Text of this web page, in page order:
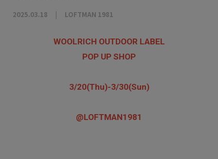
2025.03.18 LOFTMAN 1981
WOOLRICH OUTDOOR LABEL
POP UP SHOP
3/20(Thu)-3/30(Sun)
@LOFTMAN1981